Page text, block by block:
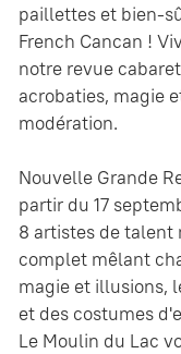
paillettes et bien-
French Cancan !
notre revue
acrobaties, magie
modération.
Nouvelle Grande
partir du 17
8 artistes de talent
complet mêlant
magie et illusions,
et des costumes
Le Moulin du Lac